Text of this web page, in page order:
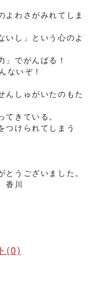
よわさがみれてしま
いし」という心のよ
」でがんばる！
ないぞ！
んしゅがいたのもた
きている。
つけられてしまう
うございました。
川
(0)